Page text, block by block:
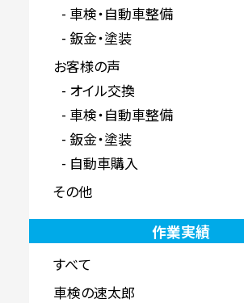
車検・自動車整備
鈑金・塗装
お客様の声
オイル交換
車検・自動車整備
鈑金・塗装
自動車購入
その他
作業実績
すべて
車検の速太郎